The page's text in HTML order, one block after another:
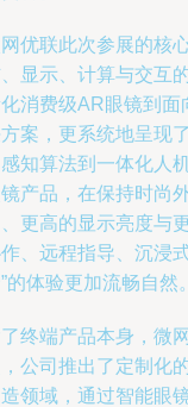
优联此次参展的核
显示、计算与交互
消费级AR眼镜到
案，更系统地呈现
知算法到一体化人
产品，在保持时尚
更高的显示亮度与
、远程指导、沉浸
的体验更加流畅自然。
终端产品本身，微
公司推出了定制化
领域，通过智能眼